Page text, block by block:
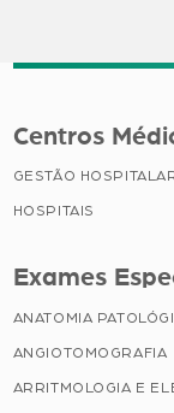
Centros
GESTÃO
HOSPITAIS
Exames
ANATOMIA
ANGIOTOMOGRAFIA
ARRITMOLOGIA E